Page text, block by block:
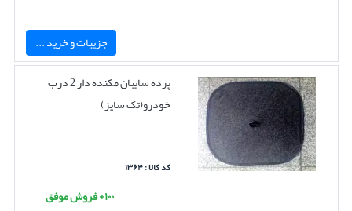
جزییات و خرید ...
پرده سایبان مکنده دار 2 درب
خودرو(تک سایز)
کد کالا : ۱۳۶۴
۱۰۰+ فروش موفق